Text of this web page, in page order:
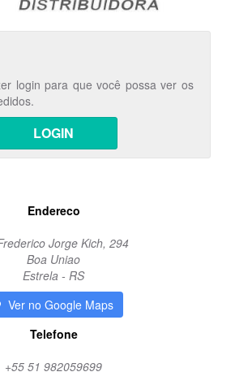
login para que você possa ver os
LOGIN
Endereco
Jorge Kich, 294
Boa Uniao
Estrela - RS
Ver no Google Maps
Telefone
+55 51 982059699